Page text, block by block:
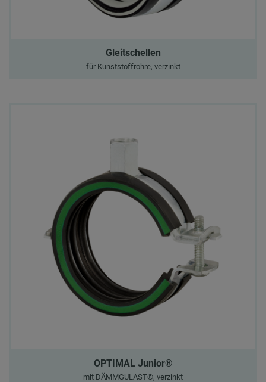
Gleitschellen
für Kunststoffrohre, verzinkt
OPTIMAL Junior®
mit DÄMMGULAST®, verzinkt